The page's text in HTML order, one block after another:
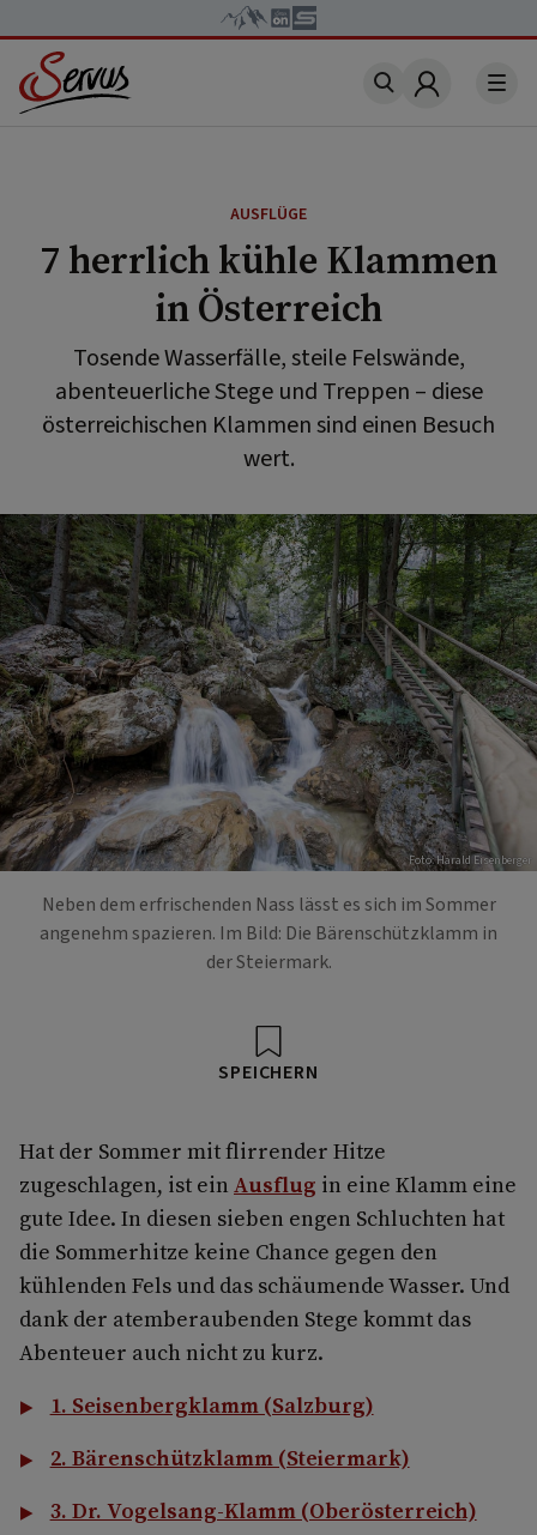
Account
AUSFLÜGE
7 herrlich kühle Klammen
in Österreich
Tosende Wasserfälle, steile Felswände,
abenteuerliche Stege und Treppen – diese
österreichischen Klammen sind einen Besuch
wert.
Foto: Harald Eisenberger
Neben dem erfrischenden Nass lässt es sich im Sommer
angenehm spazieren. Im Bild: Die Bärenschützklamm in
der Steiermark.
SPEICHERN
Hat der Sommer mit flirrender Hitze
zugeschlagen, ist ein Ausflug in eine Klamm eine
gute Idee. In diesen sieben engen Schluchten hat
die Sommerhitze keine Chance gegen den
kühlenden Fels und das schäumende Wasser. Und
dank der atemberaubenden Stege kommt das
Abenteuer auch nicht zu kurz.
1. Seisenbergklamm (Salzburg)
2. Bärenschützklamm (Steiermark)
3. Dr. Vogelsang-Klamm (Oberösterreich)